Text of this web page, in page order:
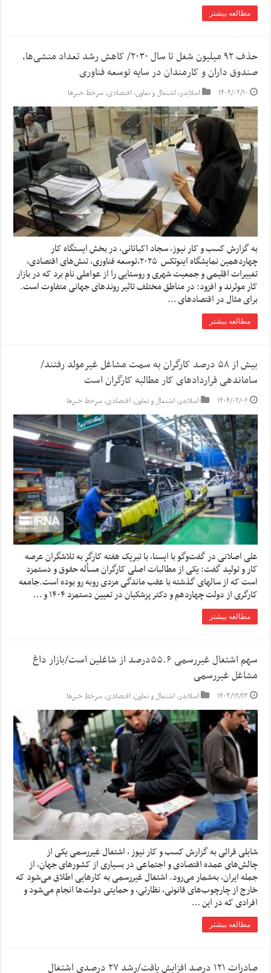
مطالعه بیشتر
حذف ۹۲ میلیون شغل تا سال ۲۰۳۰/ کاهش رشد تعداد منشی‌ها،
صندوق داران و کارمندان در سایه توسعه فناوری
۱۴۰۴/۰۲/۱۰ اسلایدر,اشتغال و تعاون,اقتصادی,سرخط خبرها
به گزارش کسب و کار نیوز، سجاد اکباتانی، در بخش ایستگاه کار
چهاردهمین نمایشگاه اینوتکس ۲۰۲۵،توسعه فناوری، تنش‌های اقتصادی،
تغییرات اقلیمی و جمعیت شهری و روستایی را از عواملی نام برد که در بازار
کار موثرند و افزود: در مناطق مختلف تاثیر روندهای جهانی متفاوت است.
برای مثال در اقتصادهای …
مطالعه بیشتر
بیش از ۵۸ درصد کارگران به سمت مشاغل غیرمولد رفتند/
ساماندهی قراردادهای کار مطالبه کارگران است
۱۴۰۴/۰۲/۰۶ اسلایدر,اشتغال و تعاون,اقتصادی,سرخط خبرها
علی اصلانی در گفت‌وگو با ایسنا، با تبریک هفته کارگر به تلاشگران عرصه
کار و تولید گفت: یکی از مطالبات اصلی کارگران مسأله حقوق و دستمزد
است که از سالهای گذشته با عقب ماندگی مزدی روبه رو بوده است.جامعه
کارگری از دولت چهاردهم و دکتر پزشکیان در تعیین دستمزد ۱۴۰۴ و …
مطالعه بیشتر
سهم اشتغال غیررسمی ۵۵.۶درصد از شاغلین است/بازار داغ
مشاغل غیررسمی
۱۴۰۳/۱۲/۱۳ اسلایدر,اشتغال و تعاون,اقتصادی,سرخط خبرها
شایلی قرائی به گزارش کسب و کار نیوز , اشتغال غیررسمی یکی از
چالش‌های عمده اقتصادی و اجتماعی در بسیاری از کشورهای جهان، از
جمله ایران، به‌شمار می‌رود. اشتغال غیررسمی به کارهایی اطلاق می‌شود که
خارج از چارچوب‌های قانونی، نظارتی، و حمایتی دولت‌ها انجام می‌شود و
افرادی که در این …
مطالعه بیشتر
صادرات ۱۲۱ درصد افزایش یافت/رشد ۲۷ درصدی اشتغال